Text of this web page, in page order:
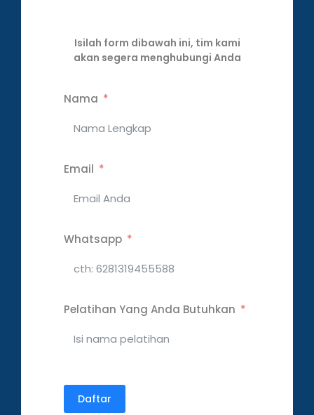
Isilah form dibawah ini, tim kami
akan segera menghubungi Anda
Nama
Email
Whatsapp
Pelatihan Yang Anda Butuhkan
Daftar